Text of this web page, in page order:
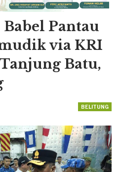
Pantau
via KRI
Batu,
BELITUNG